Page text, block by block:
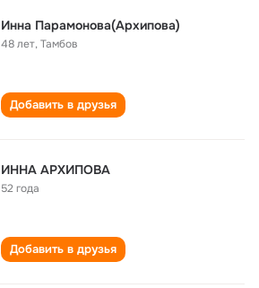
Инна Парамонова(Архипова)
48 лет,Тамбов
Добавить в друзья
ИННА АРХИПОВА
52 года
Добавить в друзья